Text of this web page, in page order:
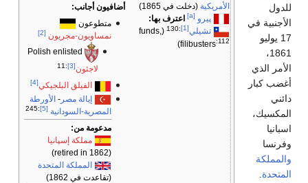
الأمريكية (دخلت في 1865)
پيرو [a]
اعترف بها:
تشيلي[1]
:130
(funds,
filibusters:112
)
أضافيون أجانب:
متطوعون
نمساويون-مجريون [2]
لاجئون[3]
:11
الفيلق البلجيكي[4]
إيالة مصر - الأورطة
المصرية-السودانية [5]
:245
مدعومة من:
مملكة إسپانيا
(retired in 1862)
المملكة المتحدة
(تقاعدت في 1862)
للدول
الأجنبية في
17 يوليو
1861،
الأمر الذي
أغضب كبار
دائني
المكسيك،
اسبانيا
وفرنسا
والمملكة
المتحدة